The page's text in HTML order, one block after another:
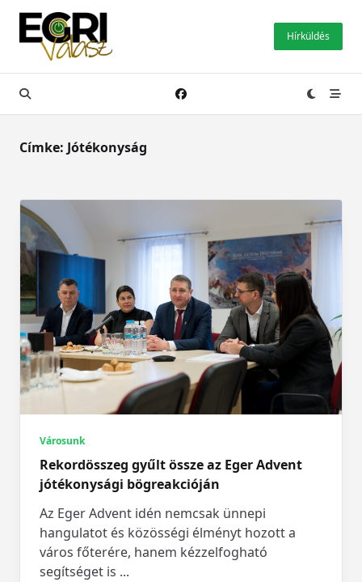
Skip
content
Hírküldés
Címke: Jótékonyság
Városunk
Rekordösszeg gyűlt össze az Eger Advent
jótékonysági bögreakcióján
Az Eger Advent idén nemcsak ünnepi
hangulatot és közösségi élményt hozott a
város főterére, hanem kézzelfogható
segítséget is ...